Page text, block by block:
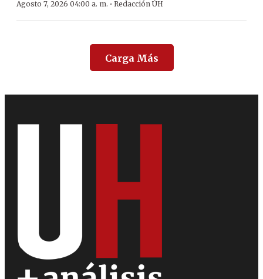
Agosto 7, 2026 04:00 a. m. · Redacción ÚH
Carga Más